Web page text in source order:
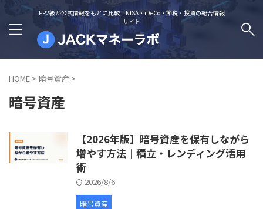
FP2級が公式情報をもとに比較｜NISA・iDeCo・節税・投資の総合情報
サイト
HOME > 暗号資産 >
暗号資産
【2026年版】暗号資産を保有しながら
増やす方法｜積立・レンディング活用
術
2026/8/6
暗号資産